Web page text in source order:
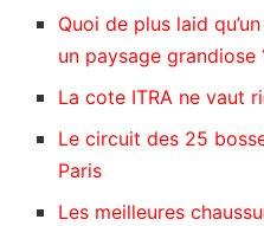
Quoi de plus laid
un paysage grandiose
La cote ITRA ne vaut
Le circuit des 25
Paris
Les meilleures